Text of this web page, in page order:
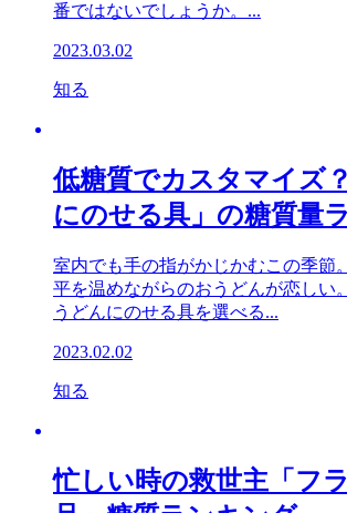
番ではないでしょうか。...
2023.03.02
知る
低糖質でカスタマイズ
にのせる具」の糖質量
室内でも手の指がかじかむこの季節
平を温めながらのおうどんが恋しい
うどんにのせる具を選べる...
2023.02.02
知る
忙しい時の救世主「フ